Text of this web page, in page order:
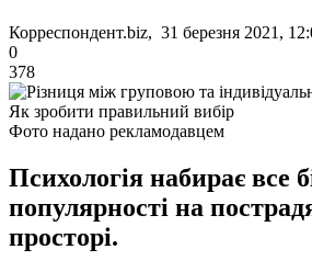
Корреспондент.biz, 31 березня 2021,
0
378
Фото надано рекламодавцем
Психологія набирає все
популярності на
просторі.